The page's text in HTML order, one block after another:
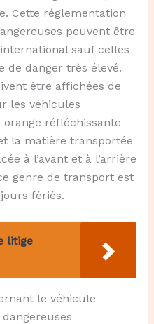
Cette réglementation
peuvent être
sauf celles
de danger très élevé.
être affichées de
les véhicules
réfléchissante
la matière transportée
à l’avant et à l’arrière
genre de transport est
fériés.
litige
le véhicule